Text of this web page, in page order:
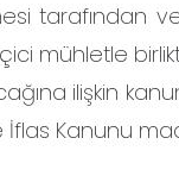
tarafından
mühletle
ilişkin
İflas Kanunu